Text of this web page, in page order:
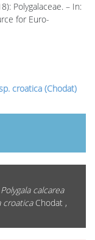
Polygalaceae. – In:
for Euro-
croatica (Chodat)
Polygala calcarea
croaticaChodat ,